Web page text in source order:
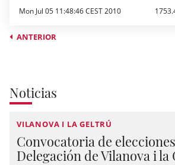
Mon Jul 05 11:48:46 CEST 2010
ANTERIOR
Noticias
VILANOVA I LA GELTRÚ
Convocatoria de
Delegación de Vilanova i la